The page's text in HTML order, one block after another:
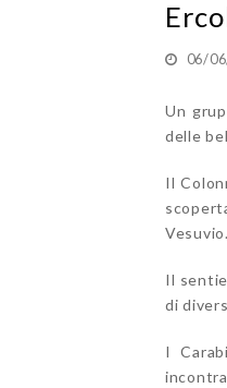
06/
Un
delle
Il
Vesuvio.
Il
di
I